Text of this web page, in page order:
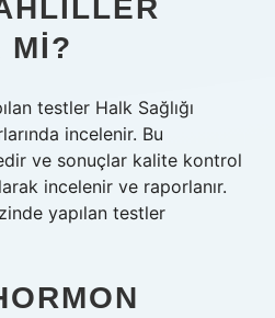
MI?
testler Halk Sağlığı
incelenir. Bu
ve sonuçlar kalite kontrol
incelenir ve raporlanır.
yapılan testler